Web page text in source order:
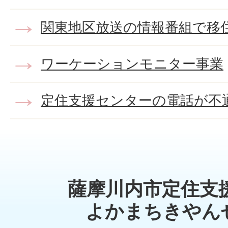
関東地区放送の情報番組で移
ワーケーションモニター事業
定住支援センターの電話が
薩摩川内市定住支
よかまちきやん